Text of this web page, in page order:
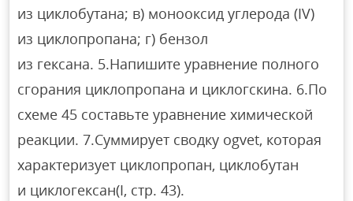
из циклобутана; в) монооксид углерода (IV)
из циклопропана; г) бензол
из гексана. 5.Напишите уравнение полного
сгорания циклопропана и циклогскина. 6.По
схеме 45 составьте уравнение химической
реакции. 7.Суммирует сводку ogvet, которая
характеризует циклопропан, циклобутан
и циклогексан(I, стр. 43).